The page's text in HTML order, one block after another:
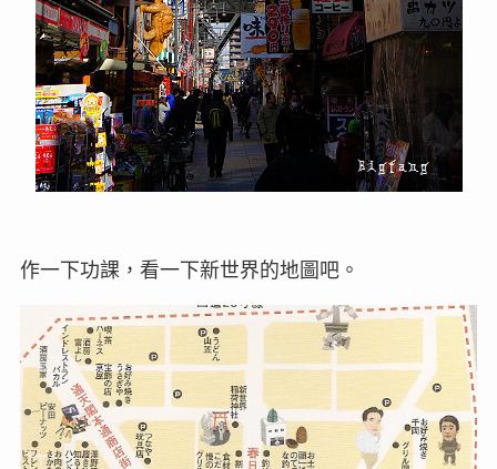
作一下功課，看一下新世界的地圖吧。